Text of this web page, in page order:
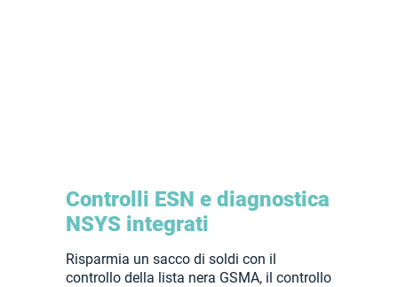
Controlli ESN e diagnostica
NSYS integrati
Risparmia un sacco di soldi con il
controllo della lista nera GSMA, il controllo